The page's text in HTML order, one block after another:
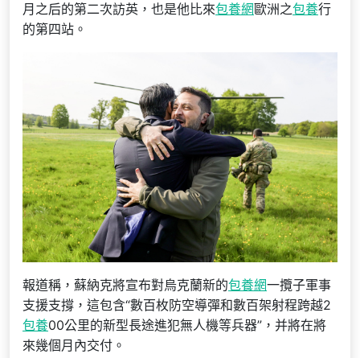
月之后的第二次訪英，也是他比來包養網歐洲之包養行
的第四站。
報道稱，蘇納克將宣布對烏克蘭新的包養網一攬子軍事
支援支撐，這包含“數百枚防空導彈和數百架射程跨越2
包養00公里的新型長途進犯無人機等兵器”，并將在將
來幾個月內交付。